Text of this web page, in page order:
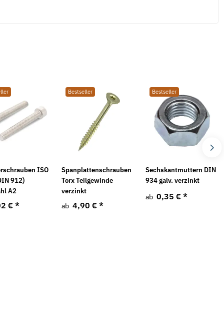
ISO
912)
A2
€ *
Bestseller
Spanplattenschrauben
Torx Teilgewinde
verzinkt
ab 4,90 € *
Bestseller
Sechskantmuttern DIN
934 galv. verzinkt
ab 0,35 € *